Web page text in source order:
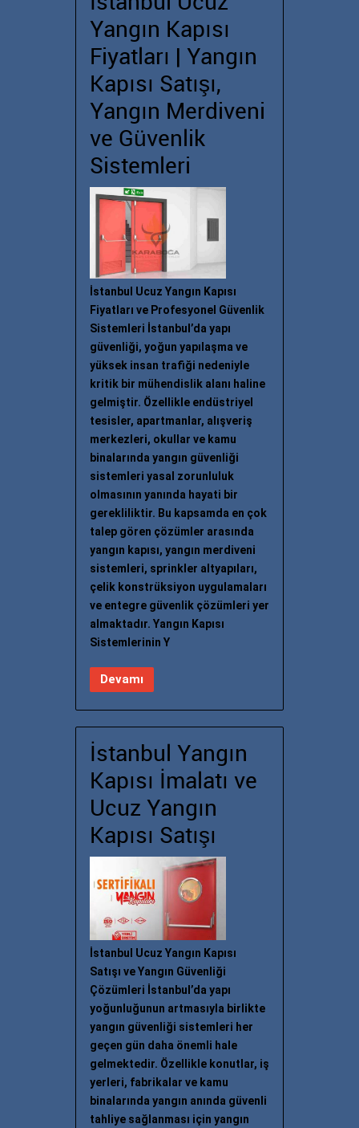
Yangın Kapısı
Fiyatları | Yangın
Kapısı Satışı,
Yangın Merdiveni
ve Güvenlik
Sistemleri
İstanbul Ucuz Yangın Kapısı
Fiyatları ve Profesyonel Güvenlik
Sistemleri İstanbul’da yapı
güvenliği, yoğun yapılaşma ve
yüksek insan trafiği nedeniyle
kritik bir mühendislik alanı haline
gelmiştir. Özellikle endüstriyel
tesisler, apartmanlar, alışveriş
merkezleri, okullar ve kamu
binalarında yangın güvenliği
sistemleri yasal zorunluluk
olmasının yanında hayati bir
gerekliliktir. Bu kapsamda en çok
talep gören çözümler arasında
yangın kapısı, yangın merdiveni
sistemleri, sprinkler altyapıları,
çelik konstrüksiyon uygulamaları
ve entegre güvenlik çözümleri yer
almaktadır. Yangın Kapısı
Sistemlerinin Y
Devamı
İstanbul Yangın
Kapısı İmalatı ve
Ucuz Yangın
Kapısı Satışı
İstanbul Ucuz Yangın Kapısı
Satışı ve Yangın Güvenliği
Çözümleri İstanbul’da yapı
yoğunluğunun artmasıyla birlikte
yangın güvenliği sistemleri her
geçen gün daha önemli hale
gelmektedir. Özellikle konutlar, iş
yerleri, fabrikalar ve kamu
binalarında yangın anında güvenli
tahliye sağlanması için yangın